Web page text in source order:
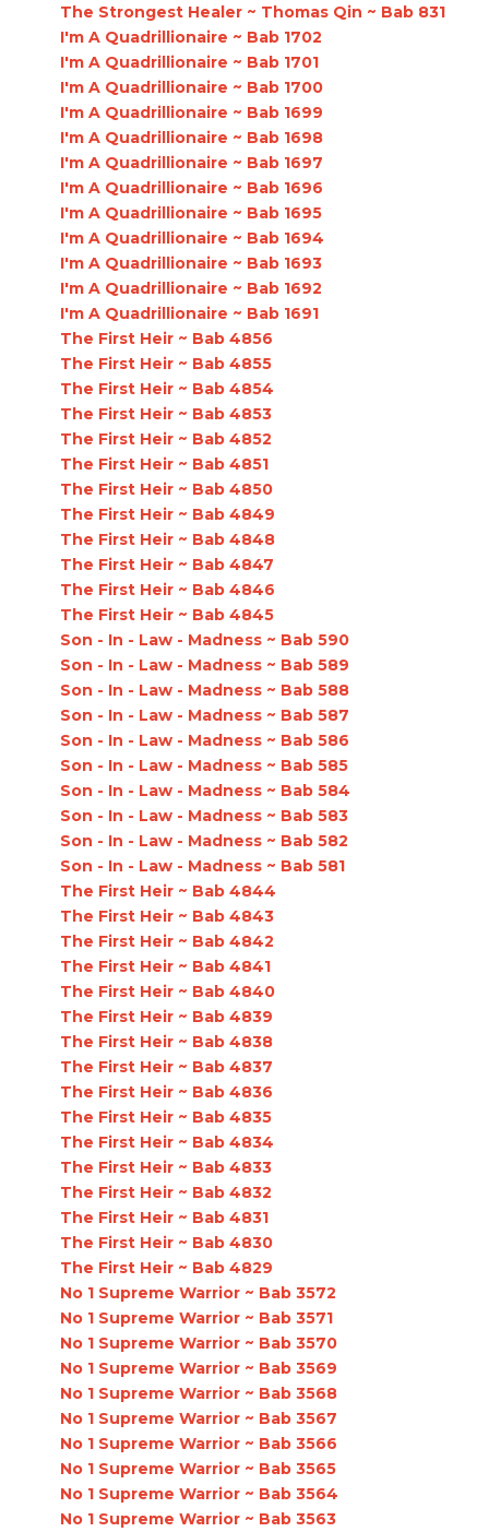
The Strongest Healer ~ Thomas Qin ~ Bab 831
I'm A Quadrillionaire ~ Bab 1702
I'm A Quadrillionaire ~ Bab 1701
I'm A Quadrillionaire ~ Bab 1700
I'm A Quadrillionaire ~ Bab 1699
I'm A Quadrillionaire ~ Bab 1698
I'm A Quadrillionaire ~ Bab 1697
I'm A Quadrillionaire ~ Bab 1696
I'm A Quadrillionaire ~ Bab 1695
I'm A Quadrillionaire ~ Bab 1694
I'm A Quadrillionaire ~ Bab 1693
I'm A Quadrillionaire ~ Bab 1692
I'm A Quadrillionaire ~ Bab 1691
The First Heir ~ Bab 4856
The First Heir ~ Bab 4855
The First Heir ~ Bab 4854
The First Heir ~ Bab 4853
The First Heir ~ Bab 4852
The First Heir ~ Bab 4851
The First Heir ~ Bab 4850
The First Heir ~ Bab 4849
The First Heir ~ Bab 4848
The First Heir ~ Bab 4847
The First Heir ~ Bab 4846
The First Heir ~ Bab 4845
Son - In - Law - Madness ~ Bab 590
Son - In - Law - Madness ~ Bab 589
Son - In - Law - Madness ~ Bab 588
Son - In - Law - Madness ~ Bab 587
Son - In - Law - Madness ~ Bab 586
Son - In - Law - Madness ~ Bab 585
Son - In - Law - Madness ~ Bab 584
Son - In - Law - Madness ~ Bab 583
Son - In - Law - Madness ~ Bab 582
Son - In - Law - Madness ~ Bab 581
The First Heir ~ Bab 4844
The First Heir ~ Bab 4843
The First Heir ~ Bab 4842
The First Heir ~ Bab 4841
The First Heir ~ Bab 4840
The First Heir ~ Bab 4839
The First Heir ~ Bab 4838
The First Heir ~ Bab 4837
The First Heir ~ Bab 4836
The First Heir ~ Bab 4835
The First Heir ~ Bab 4834
The First Heir ~ Bab 4833
The First Heir ~ Bab 4832
The First Heir ~ Bab 4831
The First Heir ~ Bab 4830
The First Heir ~ Bab 4829
No 1 Supreme Warrior ~ Bab 3572
No 1 Supreme Warrior ~ Bab 3571
No 1 Supreme Warrior ~ Bab 3570
No 1 Supreme Warrior ~ Bab 3569
No 1 Supreme Warrior ~ Bab 3568
No 1 Supreme Warrior ~ Bab 3567
No 1 Supreme Warrior ~ Bab 3566
No 1 Supreme Warrior ~ Bab 3565
No 1 Supreme Warrior ~ Bab 3564
No 1 Supreme Warrior ~ Bab 3563